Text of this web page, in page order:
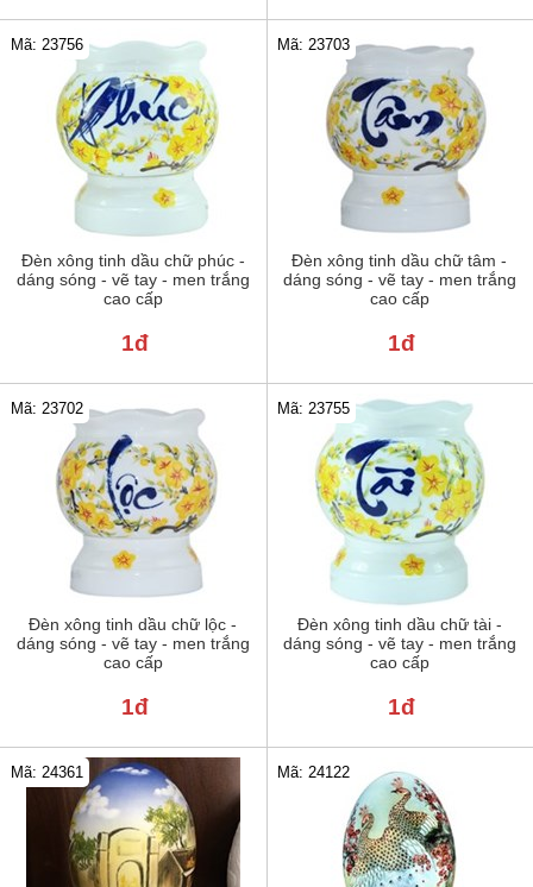
Đèn xông tinh dầu chữ phúc -
dáng sóng - vẽ tay - men trắng
cao cấp
Mã: 23756
1đ
Đèn xông tinh dầu chữ tâm -
dáng sóng - vẽ tay - men trắng
cao cấp
Mã: 23703
1đ
Đèn xông tinh dầu chữ lộc -
dáng sóng - vẽ tay - men trắng
cao cấp
Mã: 23702
1đ
Đèn xông tinh dầu chữ tài -
dáng sóng - vẽ tay - men trắng
cao cấp
Mã: 23755
1đ
Mã: 24361 Mã: 24122